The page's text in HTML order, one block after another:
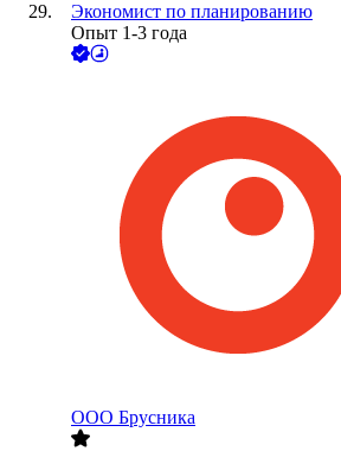
Экономист по планированию
Опыт 1-3 года
ООО Брусника